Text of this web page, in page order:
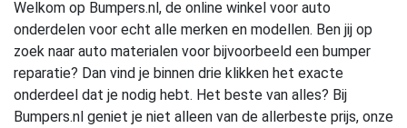
Welkom op Bumpers.nl, de online winkel voor auto
onderdelen voor echt alle merken en modellen. Ben jij op
zoek naar auto materialen voor bijvoorbeeld een bumper
reparatie? Dan vind je binnen drie klikken het exacte
onderdeel dat je nodig hebt. Het beste van alles? Bij
Bumpers.nl geniet je niet alleen van de allerbeste prijs, onze